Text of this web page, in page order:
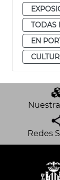
TODAS
EN
Redes